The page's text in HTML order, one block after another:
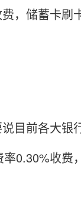
，储蓄卡刷
目前各大银
0.30%收费